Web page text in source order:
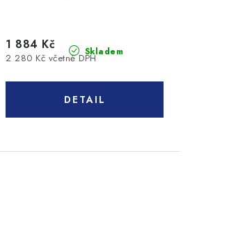
Skladem
2 280 Kč včetně DPH
1 884 Kč